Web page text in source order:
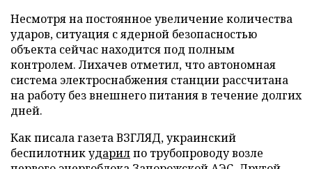
Несмотря на постоянное увеличение количества
ударов, ситуация с ядерной безопасностью
объекта сейчас находится под полным
контролем. Лихачев отметил, что автономная
система электроснабжения станции рассчитана
на работу без внешнего питания в течение долгих
дней.
Как писала газета ВЗГЛЯД, украинский
беспилотникударилпо трубопроводу возле